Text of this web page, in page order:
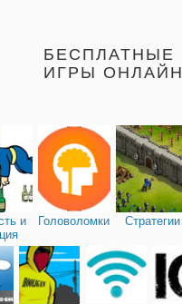
БЕСПЛАТНЫЕ
ИГРЫ ОНЛАЙН
и
Головоломки Стратегии